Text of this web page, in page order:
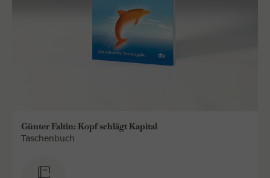
Günter Faltin: Kopf schlägt Kapital
Taschenbuch